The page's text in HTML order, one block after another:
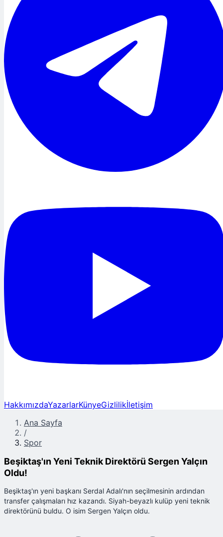
HakkımızdaYazarlarKünyeGizlilikİletişim
Ana Sayfa
/
Spor
Beşiktaş'ın Yeni Teknik Direktörü Sergen Yalçın
Oldu!
Beşiktaş'ın yeni başkanı Serdal Adalı'nın seçilmesinin ardından
transfer çalışmaları hız kazandı. Siyah-beyazlı kulüp yeni teknik
direktörünü buldu. O isim Sergen Yalçın oldu.